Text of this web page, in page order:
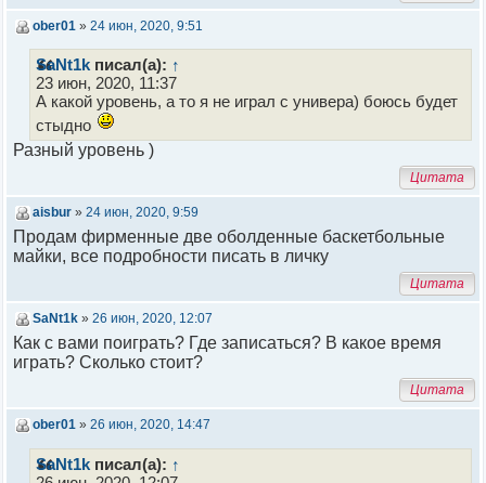
ober01 » 24 июн, 2020, 9:51
SaNt1k писал(а): ↑
23 июн, 2020, 11:37
А какой уровень, а то я не играл с универа) боюсь будет
стыдно
Разный уровень )
Цитата
aisbur » 24 июн, 2020, 9:59
Продам фирменные две оболденные баскетбольные
майки, все подробности писать в личку
Цитата
SaNt1k » 26 июн, 2020, 12:07
Как с вами поиграть? Где записаться? В какое время
играть? Сколько стоит?
Цитата
ober01 » 26 июн, 2020, 14:47
SaNt1k писал(а): ↑